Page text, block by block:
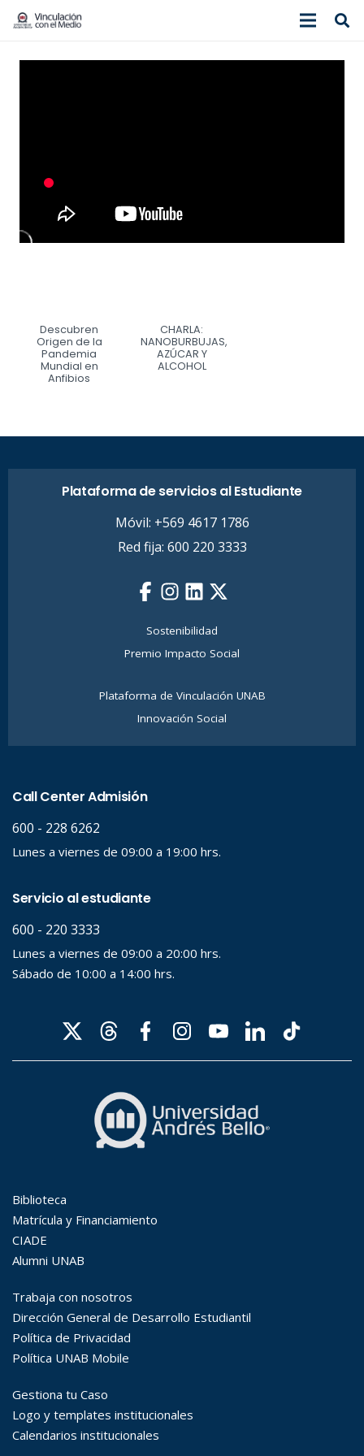
Descubren
Origen de la
Pandemia
Mundial en
Anfibios
CHARLA:
NANOBURBUJAS,
AZÚCAR Y
ALCOHOL